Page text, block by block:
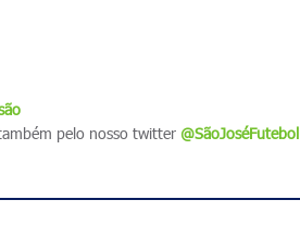
pelo nosso twitter @SãoJoséFutebol